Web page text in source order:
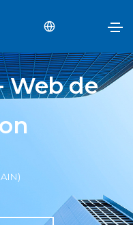
Web de